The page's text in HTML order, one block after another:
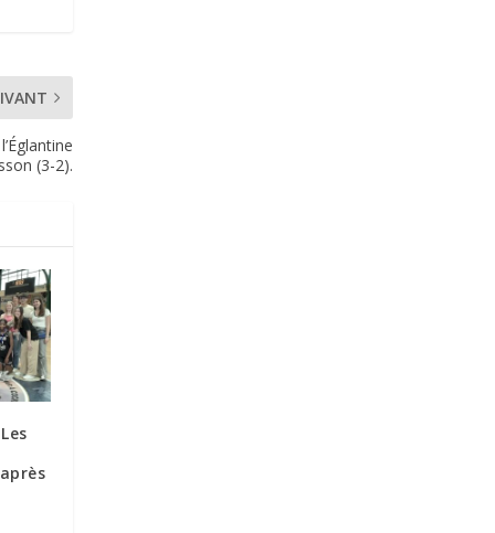
(3-2).